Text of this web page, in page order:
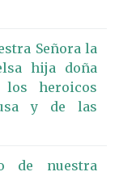
Señora la
hija doña
heroicos
y de las
de nuestra